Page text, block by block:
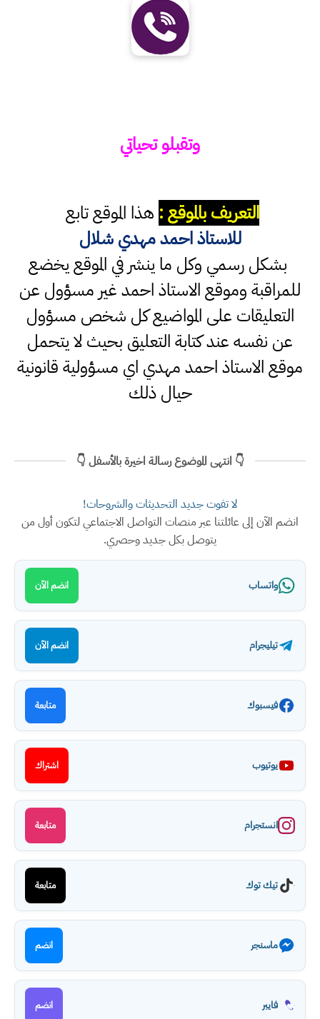
وتقبلو تحياتي
التعريف بالموقع : هذا الموقع تابع
للاستاذ احمد مهدي شلال
بشكل رسمي وكل ما ينشر في الموقع يخضع
للمراقبة وموقع الاستاذ احمد غير مسؤول عن
التعليقات على المواضيع كل شخص مسؤول
عن نفسه عند كتابة التعليق بحيث لا يتحمل
موقع الاستاذ احمد مهدي اي مسؤولية قانونية
حيال ذلك
👇 انتهى الموضوع رسالة اخيرة بالأسفل 👇
لا تفوت جديد التحديثات والشروحات!
انضم الآن إلى عائلتنا عبر منصات التواصل الاجتماعي لتكون أول من
يتوصل بكل جديد وحصري.
واتساب انضم الآن
تيليجرام انضم الآن
فيسبوك متابعة
يوتيوب اشتراك
انستجرام متابعة
تيك توك متابعة
ماسنجر انضم
فايبر انضم